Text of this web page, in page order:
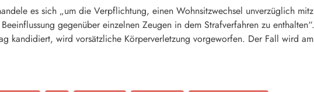
es sich „um die Verpflichtung, einen Wohnsitzwechsel unverzüglich
gegenüber einzelnen Zeugen in dem Strafverfahren zu
kandidiert, wird vorsätzliche Körperverletzung vorgeworfen. Der Fall wird